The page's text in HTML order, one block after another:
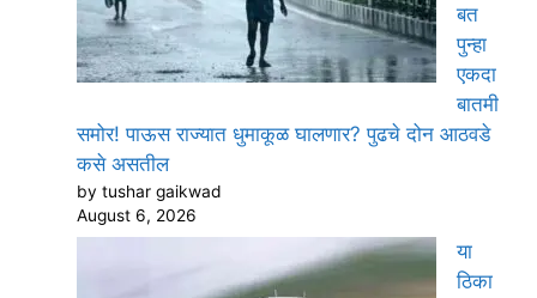
बत
पुन्हा
एकदा
बातमी
समोर! पाऊस राज्यात धुमाकूळ घालणार? पुढचे दोन आठवडे
कसे असतील
by tushar gaikwad
August 6, 2026
या
ठिका